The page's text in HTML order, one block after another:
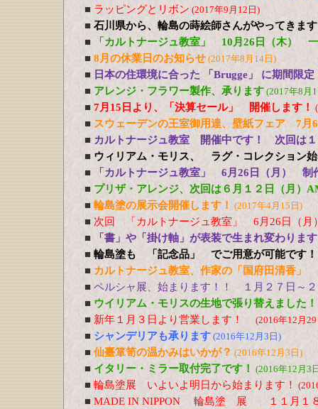
■ ラッピングとリボン (2017年9月12日)
■ 石川県から、輪島の蒔絵師さんがやってきま
■
「カルトナージュ教室」 10月26日（木）
■ 8月の休業日のお知らせ (2017年8月14日)
■ 日本の住環境に合った 「Brugge」 に期間限
■ アレンジ・フラワー製作、承ります (2017年8月
■ 7月15日より、「決算セール」 開催します！
■ スウェーデンの王室御用達、壁紙フェア 7月
■ カルトナージュ教室 開催中です！ 次回は１
■ ウィリアム・モリス、 ラグ・コレクション
■
「カルトナージュ教室」 6月26日（月） 制
■ プリザ・アレンジ、次回は６月１２日（月）
■ 輪島塗の展示会開催します！ (2017年4月15日)
■ 次回 「カルトナージュ教室」 6月26日（
■
「書」や「掛け軸」が表装で生まれ変わりま
■ 輪島塗も 「記念品」 でご用意が可能です！
■ カルトナージュ教室、作家の「国府田清香
■ ペルシャ展、始まります！！ １月２７日～
■ ウイリアム・モリスの生地で張り替えました！
■ 新年１月３日より営業します！ (2016年12月
■ シャンデリアも承ります (2016年12月3日)
■ 仙臺箪笥の温かみはいかが？ (2016年12月3日)
■ イタリー・ミラー取付完了です！ (2016年12月3
■ 輪島塗展 いよいよ明日から始まります！
■ MADE IN NIPPON 輪島塗 展 １１月１８